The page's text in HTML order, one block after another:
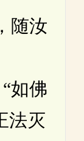
随汝
如佛
法灭